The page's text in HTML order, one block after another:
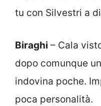
tu con Silvestri a
Biraghi – Cala
dopo comunque
indovina poche.
poca personalità.